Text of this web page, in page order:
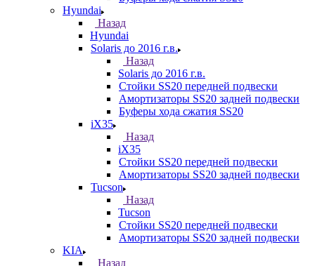
Hyundai
Назад
Hyundai
Solaris до 2016 г.в.
Назад
Solaris до 2016 г.в.
Стойки SS20 передней подвески
Амортизаторы SS20 задней подвески
Буферы хода сжатия SS20
iX35
Назад
iX35
Стойки SS20 передней подвески
Амортизаторы SS20 задней подвески
Tucson
Назад
Tucson
Стойки SS20 передней подвески
Амортизаторы SS20 задней подвески
KIA
Назад